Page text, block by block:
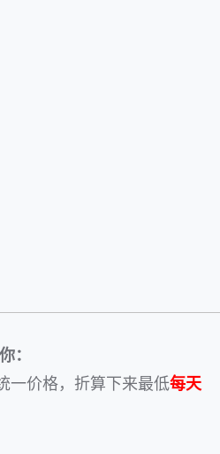
：
价格，折算下来最低每天